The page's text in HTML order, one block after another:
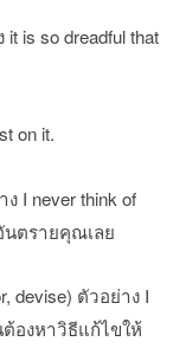
is so dreadful that
on it.
I never think of
นตรายคุณเลย
devise) ตัวอย่าง I
ต้องหาวิธีแก้ไขให้